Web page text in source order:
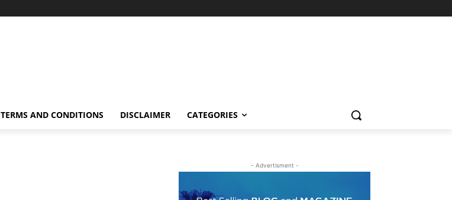
TERMS AND CONDITIONS DISCLAIMER CATEGORIES
- Advertisment -